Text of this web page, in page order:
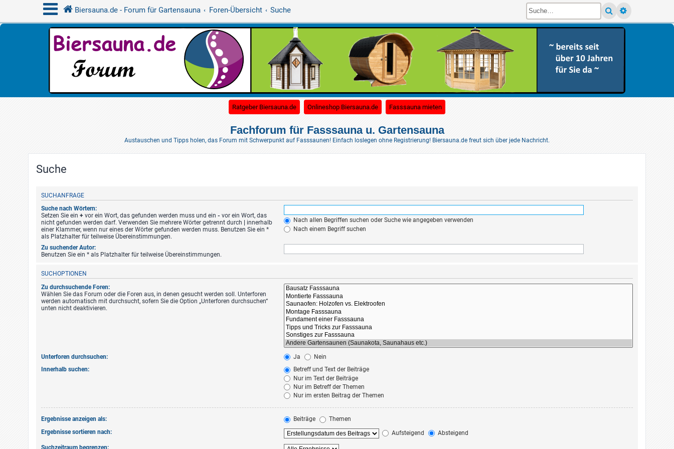
Biersauna.de - Forum für Gartensauna Foren-Übersicht Suche
Ratgeber Biersauna.de(Opens a new tab)
Onlineshop Biersauna.de(Opens a new tab)
Fasssauna mieten(Opens a new tab)
Fachforum für Fasssauna u. Gartensauna
Austauschen und Tipps holen, das Forum mit Schwerpunkt auf Fasssaunen! Einfach loslegen ohne Registrierung! Biersauna.de freut sich über jede Nachricht.
Suche
SUCHANFRAGE
Suche nach Wörtern:
Setzen Sie ein + vor ein Wort, das gefunden werden muss und ein - vor ein Wort, das
nicht gefunden werden darf. Verwenden Sie mehrere Wörter getrennt durch
innerhalb
einer Klammer, wenn nur eines der Wörter gefunden werden muss. Benutzen Sie ein *
als Platzhalter für teilweise Übereinstimmungen.
Nach allen Begriffen suchen oder Suche wie angegeben verwenden
Nach einem Begriff suchen
Zu suchender Autor:
Benutzen Sie ein * als Platzhalter für teilweise Übereinstimmungen.
SUCHOPTIONEN
Zu durchsuchende Foren:
Wählen Sie das Forum oder die Foren aus, in denen gesucht werden soll. Unterforen
werden automatisch mit durchsucht, sofern Sie die Option „Unterforen durchsuchen“
unten nicht deaktivieren.
Unterforen durchsuchen: Ja
Nein
Innerhalb suchen:
Betreff und Text der Beiträge
Nur im Text der Beiträge
Nur im Betreff der Themen
Nur im ersten Beitrag der Themen
Ergebnisse anzeigen als: Beiträge
Themen
Ergebnisse sortieren nach:
Aufsteigend Absteigend
Suchzeitraum begrenzen: